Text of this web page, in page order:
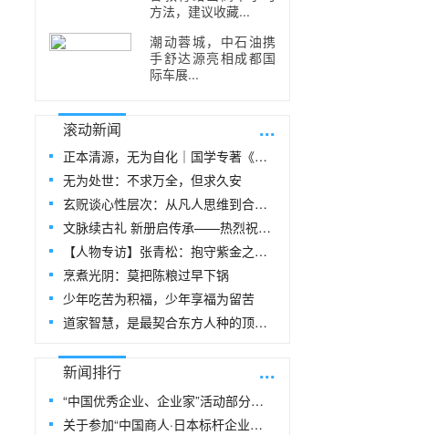
方法，建议收藏...
潮动蓉城，中石油携
手舒达源亮相成都国
际车展...
滚动新闻 ...
正本清源，无为自化｜国学专著《玄贶思想》
无为处世：不求万全，但求久安
玄贶谈心性层次：从凡人思维到合道思维
文脉续古礼 新册启传承——热烈祝贺玄
【人物专访】张青松：抱守紫金之阳，在周易
烹煮光阴：莫把陈粮过早下锅
少年吃苦为积福，少年享福为留苦
道家智慧，是最契合东方人种的顶级生命指
新闻排行 ...
“中国优秀企业、企业家”活动部分风采
关于参加“中国商人·日本标杆企业研修